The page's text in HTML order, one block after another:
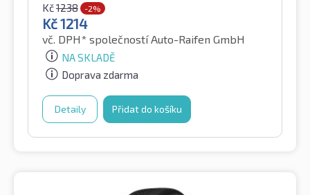
Kč1238 -2%
Kč1214
vč. DPH* společností Auto-Raifen GmbH
NA SKLADĚ
Doprava zdarma
Detaily Přidat do košíku